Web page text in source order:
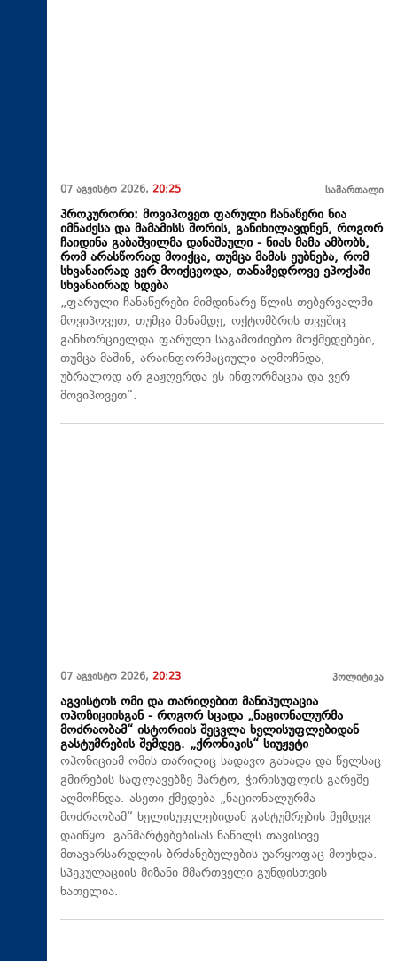
07 აგვისტო 2026, 20:25 სამართალი
პროკურორი: მოვიპოვეთ ფარული ჩანაწერი ნია
იმნაძესა და მამამისს შორის, განიხილავდნენ, როგორ
ჩაიდინა გაბაშვილმა დანაშაული - ნიას მამა ამბობს,
რომ არასწორად მოიქცა, თუმცა მამას ეუბნება, რომ
სხვანაირად ვერ მოიქცეოდა, თანამედროვე ეპოქაში
სხვანაირად ხდება
„ფარული ჩანაწერები მიმდინარე წლის თებერვალში
მოვიპოვეთ, თუმცა მანამდე, ოქტომბრის თვეშიც
განხორციელდა ფარული საგამოძიებო მოქმედებები,
თუმცა მაშინ, არაინფორმაციული აღმოჩნდა,
უბრალოდ არ გაჟღერდა ეს ინფორმაცია და ვერ
მოვიპოვეთ“.
07 აგვისტო 2026, 20:23 პოლიტიკა
აგვისტოს ომი და თარიღებით მანიპულაცია
ოპოზიციისგან - როგორ სცადა „ნაციონალურმა
მოძრაობამ“ ისტორიის შეცვლა ხელისუფლებიდან
გასტუმრების შემდეგ. „ქრონიკის“ სიუჟეტი
ოპოზიციამ ომის თარიღიც სადავო გახადა და წელსაც
გმირების საფლავებზე მარტო, ჭირისუფლის გარეშე
აღმოჩნდა. ასეთი ქმედება „ნაციონალურმა
მოძრაობამ“ ხელისუფლებიდან გასტუმრების შემდეგ
დაიწყო. განმარტებებისას ნაწილს თავისივე
მთავარსარდლის ბრძანებულების უარყოფაც მოუხდა.
სპეკულაციის მიზანი მმართველი გუნდისთვის
ნათელია.